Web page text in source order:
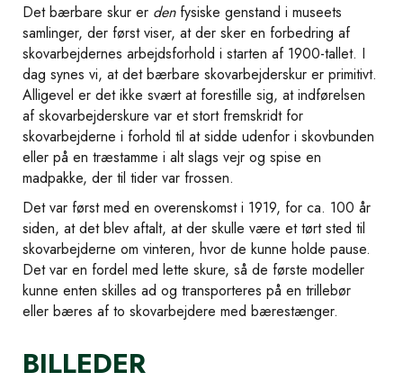
Det bærbare skur er denfysiske genstand i museets
samlinger, der først viser, at der sker en forbedring af
skovarbejdernes arbejdsforhold i starten af 1900-tallet. I
dag synes vi, at det bærbare skovarbejderskur er primitivt.
Alligevel er det ikke svært at forestille sig, at indførelsen
af skovarbejderskure var et stort fremskridt for
skovarbejderne i forhold til at sidde udenfor i skovbunden
eller på en træstamme i alt slags vejr og spise en
madpakke, der til tider var frossen.
Det var først med en overenskomst i 1919, for ca. 100 år
siden, at det blev aftalt, at der skulle være et tørt sted til
skovarbejderne om vinteren, hvor de kunne holde pause.
Det var en fordel med lette skure, så de første modeller
kunne enten skilles ad og transporteres på en trillebør
eller bæres af to skovarbejdere med bærestænger.
BILLEDER